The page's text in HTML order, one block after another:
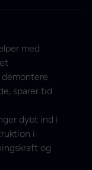
med
sparer tid
dybt ind i
i
og